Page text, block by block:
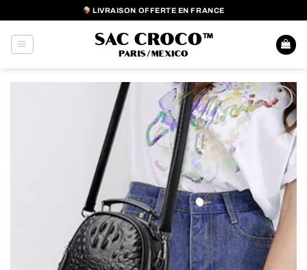
au
contenu
LIVRAISON OFFERTE EN FRANCE